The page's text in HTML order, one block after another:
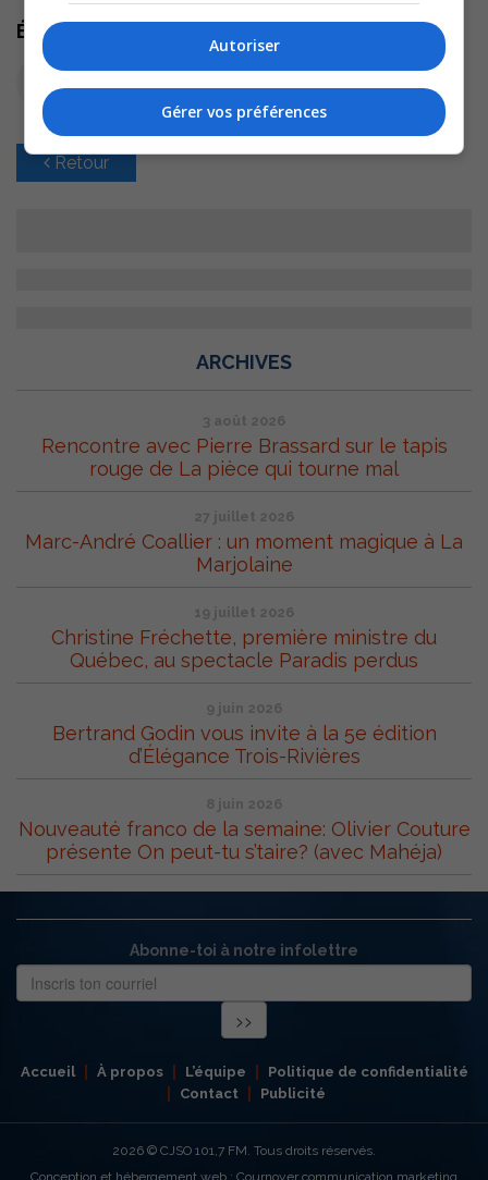
Écoutez l'extrait audio
Retour
ARCHIVES
3 août 2026
Rencontre avec Pierre Brassard sur le tapis
rouge de La pièce qui tourne mal
27 juillet 2026
Marc-André Coallier : un moment magique à La
Marjolaine
19 juillet 2026
Christine Fréchette, première ministre du
Québec, au spectacle Paradis perdus
9 juin 2026
Bertrand Godin vous invite à la 5e édition
d’Élégance Trois-Rivières
8 juin 2026
Nouveauté franco de la semaine: Olivier Couture
présente On peut-tu s’taire? (avec Mahéja)
Abonne-toi à notre infolettre
Accueil À propos L’équipe
Politique de confidentialité
Contact
Publicité
2026 © CJSO 101,7 FM. Tous droits réservés.
Conception et hébergement web : Cournoyer communication marketing
Autoriser
Gérer vos préférences